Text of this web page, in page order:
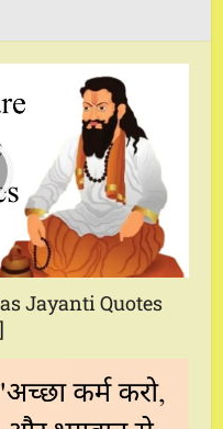
Jayanti Quotes